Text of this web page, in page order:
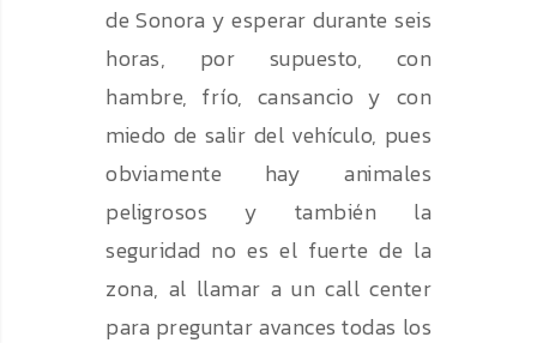
de Sonora y esperar durante seis
horas, por supuesto, con
hambre, frío, cansancio y con
miedo de salir del vehículo, pues
obviamente hay animales
peligrosos y también la
seguridad no es el fuerte de la
zona, al llamar a un call center
para preguntar avances todas los